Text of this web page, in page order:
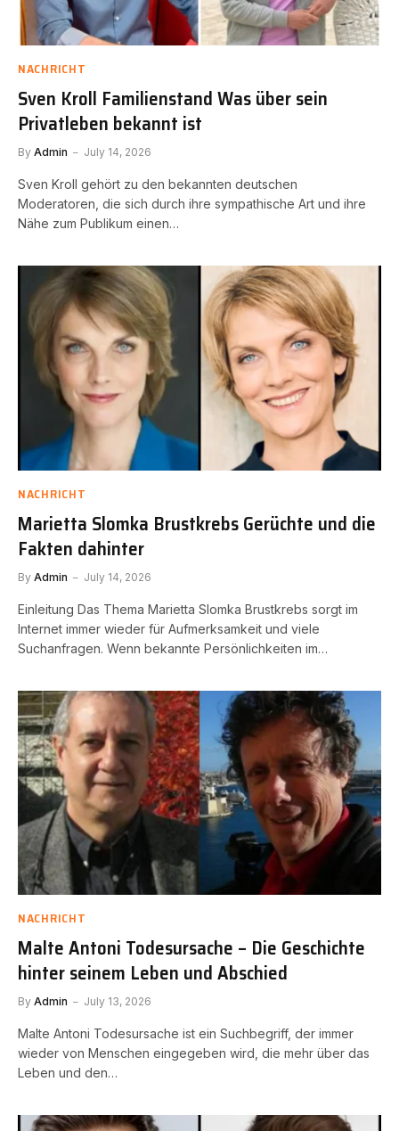
NACHRICHT
Sven Kroll Familienstand Was über sein
Privatleben bekannt ist
By Admin July 14, 2026
Sven Kroll gehört zu den bekannten deutschen
Moderatoren, die sich durch ihre sympathische Art und ihre
Nähe zum Publikum einen…
NACHRICHT
Marietta Slomka Brustkrebs Gerüchte und die
Fakten dahinter
By Admin July 14, 2026
Einleitung Das Thema Marietta Slomka Brustkrebs sorgt im
Internet immer wieder für Aufmerksamkeit und viele
Suchanfragen. Wenn bekannte Persönlichkeiten im…
NACHRICHT
Malte Antoni Todesursache – Die Geschichte
hinter seinem Leben und Abschied
By Admin July 13, 2026
Malte Antoni Todesursache ist ein Suchbegriff, der immer
wieder von Menschen eingegeben wird, die mehr über das
Leben und den…